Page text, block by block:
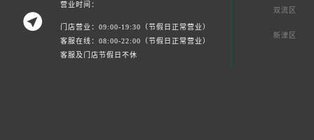

营业时间：
门店营业：09:00-19:30（节假日正常营业）
客服在线：08:00-22:00（节假日正常营业）
客服及门店节假日不休
双流区
新津区